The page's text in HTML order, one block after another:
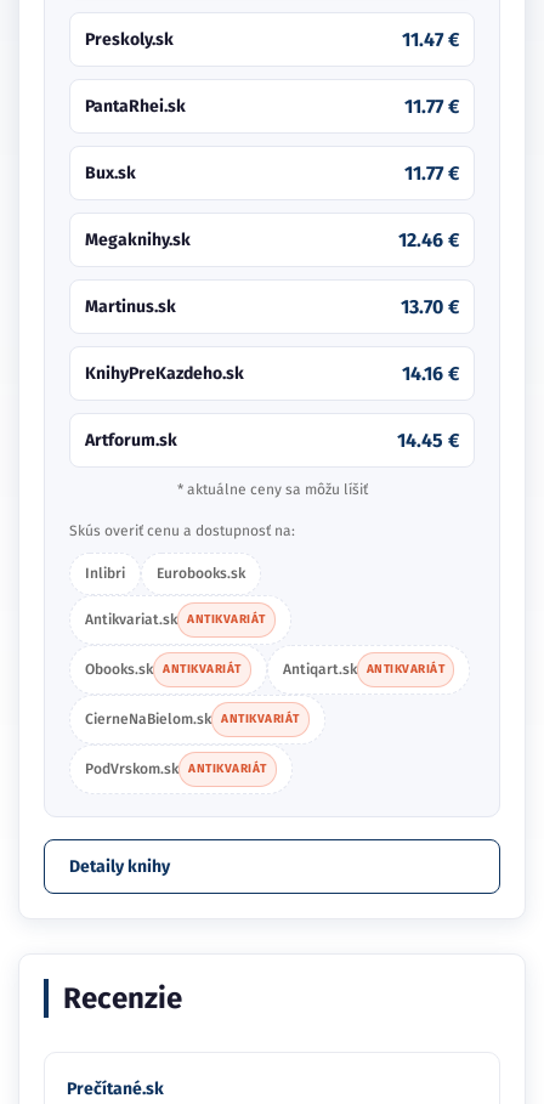
Preskoly.sk 11.47 €
PantaRhei.sk 11.77 €
Bux.sk 11.77 €
Megaknihy.sk 12.46 €
Martinus.sk 13.70 €
KnihyPreKazdeho.sk 14.16 €
Artforum.sk 14.45 €
* aktuálne ceny sa môžu líšiť
Skús overiť cenu a dostupnosť na:
Inlibri Eurobooks.sk
Antikvariat.sk ANTIKVARIÁT
Obooks.sk ANTIKVARIÁT Antiqart.sk ANTIKVARIÁT
CierneNaBielom.sk ANTIKVARIÁT
PodVrskom.sk ANTIKVARIÁT
Detaily knihy
Recenzie
Prečítané.sk